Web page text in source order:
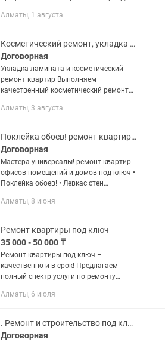
работы, аккуратность и соблюдение
Алматы, 1 августа
Косметический ремонт, укладка ламината
Договорная
Укладка ламината и косметический
ремонт квартир Выполняем
качественный косметический ремонт
доступным ценам. Наши услуги:
Поклейка...
Алматы, 3 августа
Поклейка обоев! ремонт квартир и домов
Договорная
Мастера универсалы! ремонт квартир
офисов помещений и домов под ключ •
Поклейка обоев! • Левкас стен
Декоративная штукатурка! • Установка
Алматы, 8 июня
Ремонт квартиры под ключ
35 000 - 50 000 ₸
Ремонт квартиры под ключ –
качественно и в срок! Предлагаем
полный спектр услуги по ремонту
отделки. Работаем аккуратно, даём
Алматы, 6 июля
. Ремонт и строительство под ключ РЕМОНТ И СТРОИТЕЛЬСТВО ПОД КЛЮЧ В АЛМАТЫ
Договорная